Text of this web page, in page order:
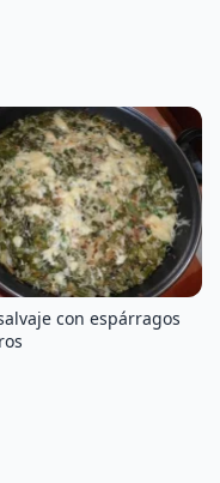
con espárragos